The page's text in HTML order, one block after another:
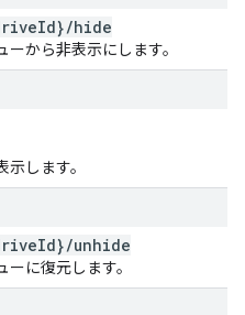
Id}/hide
から非表示にします。
します。
Id}/unhide
に復元します。